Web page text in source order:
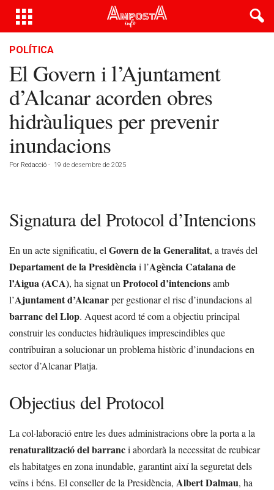
POLÍTICA
El Govern i l’Ajuntament
d’Alcanar acorden obres
hidràuliques per prevenir
inundacions
Por Redacció - 19 de desembre de 2025
Signatura del Protocol d’Intencions
En un acte significatiu, el Govern de la Generalitat, a través del
Departament de la Presidènciai l’Agència Catalana de
l’Aigua (ACA), ha signat un Protocol d’intencionsamb
l’Ajuntament d’Alcanarper gestionar el risc d’inundacions al
barranc del Llop. Aquest acord té com a objectiu principal
construir les conductes hidràuliques imprescindibles que
contribuiran a solucionar un problema històric d’inundacions en
sector d’Alcanar Platja.
Objectius del Protocol
La col·laboració entre les dues administracions obre la porta a la
renaturalització del barranci abordarà la necessitat de reubicar
els habitatges en zona inundable, garantint així la seguretat dels
veïns i béns. El conseller de la Presidència, Albert Dalmau, ha